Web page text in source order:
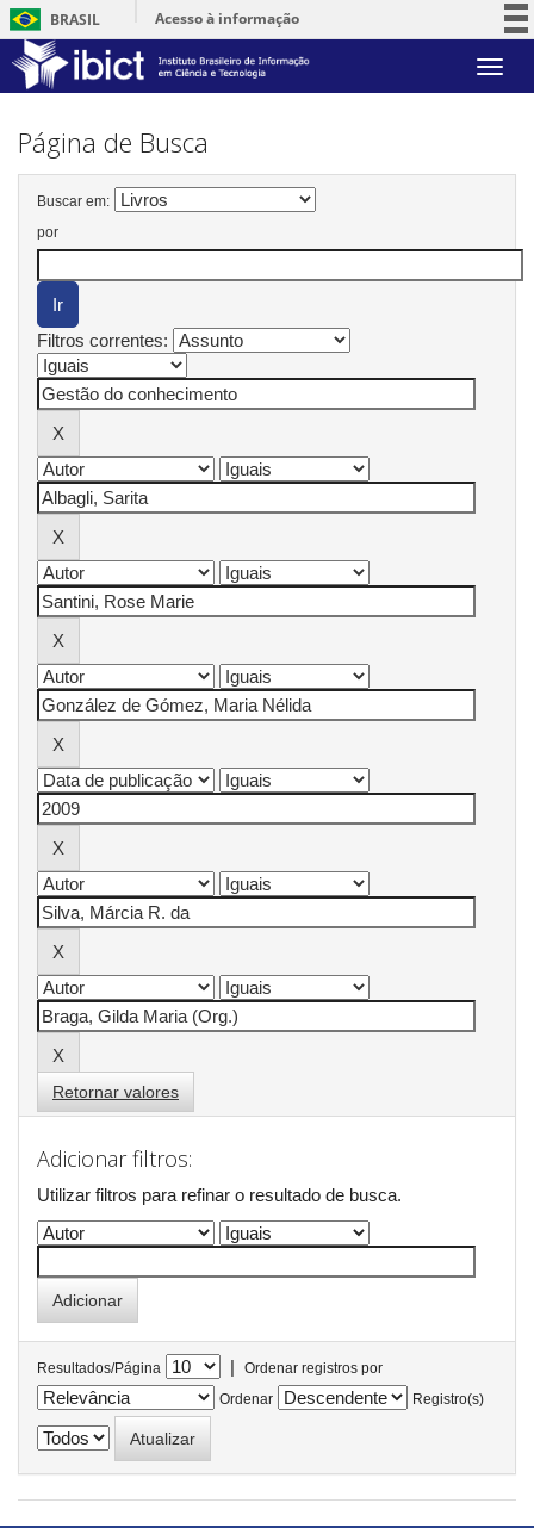
BRASIL
Acesso à informação
Serviços
Skip
Página de Busca
Buscar em:
por
Filtros correntes:
Retornar valores
Adicionar filtros:
Utilizar filtros para refinar o resultado de busca.
Resultados/Página |
Ordenar registros por
Ordenar
Registro(s)